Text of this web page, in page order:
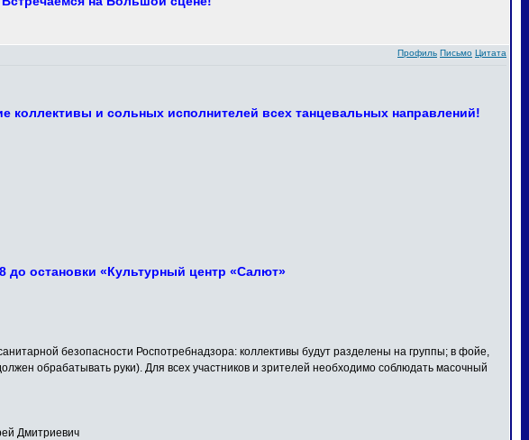
Профиль Письмо Цитата
и сольных исполнителей всех танцевальных направлений!
до остановки «Культурный центр «Салют»
безопасности Роспотребнадзора: коллективы будут разделены на группы; в фойе,
обрабатывать руки). Для всех участников и зрителей необходимо соблюдать масочный
Дмитриевич